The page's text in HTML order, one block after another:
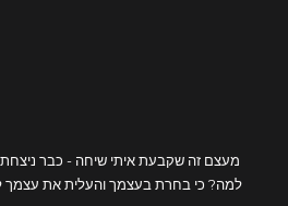
מעצם זה שקבעת איתי שיחה - כבר
למה? כי בחרת בעצמך והעלית את עצמך